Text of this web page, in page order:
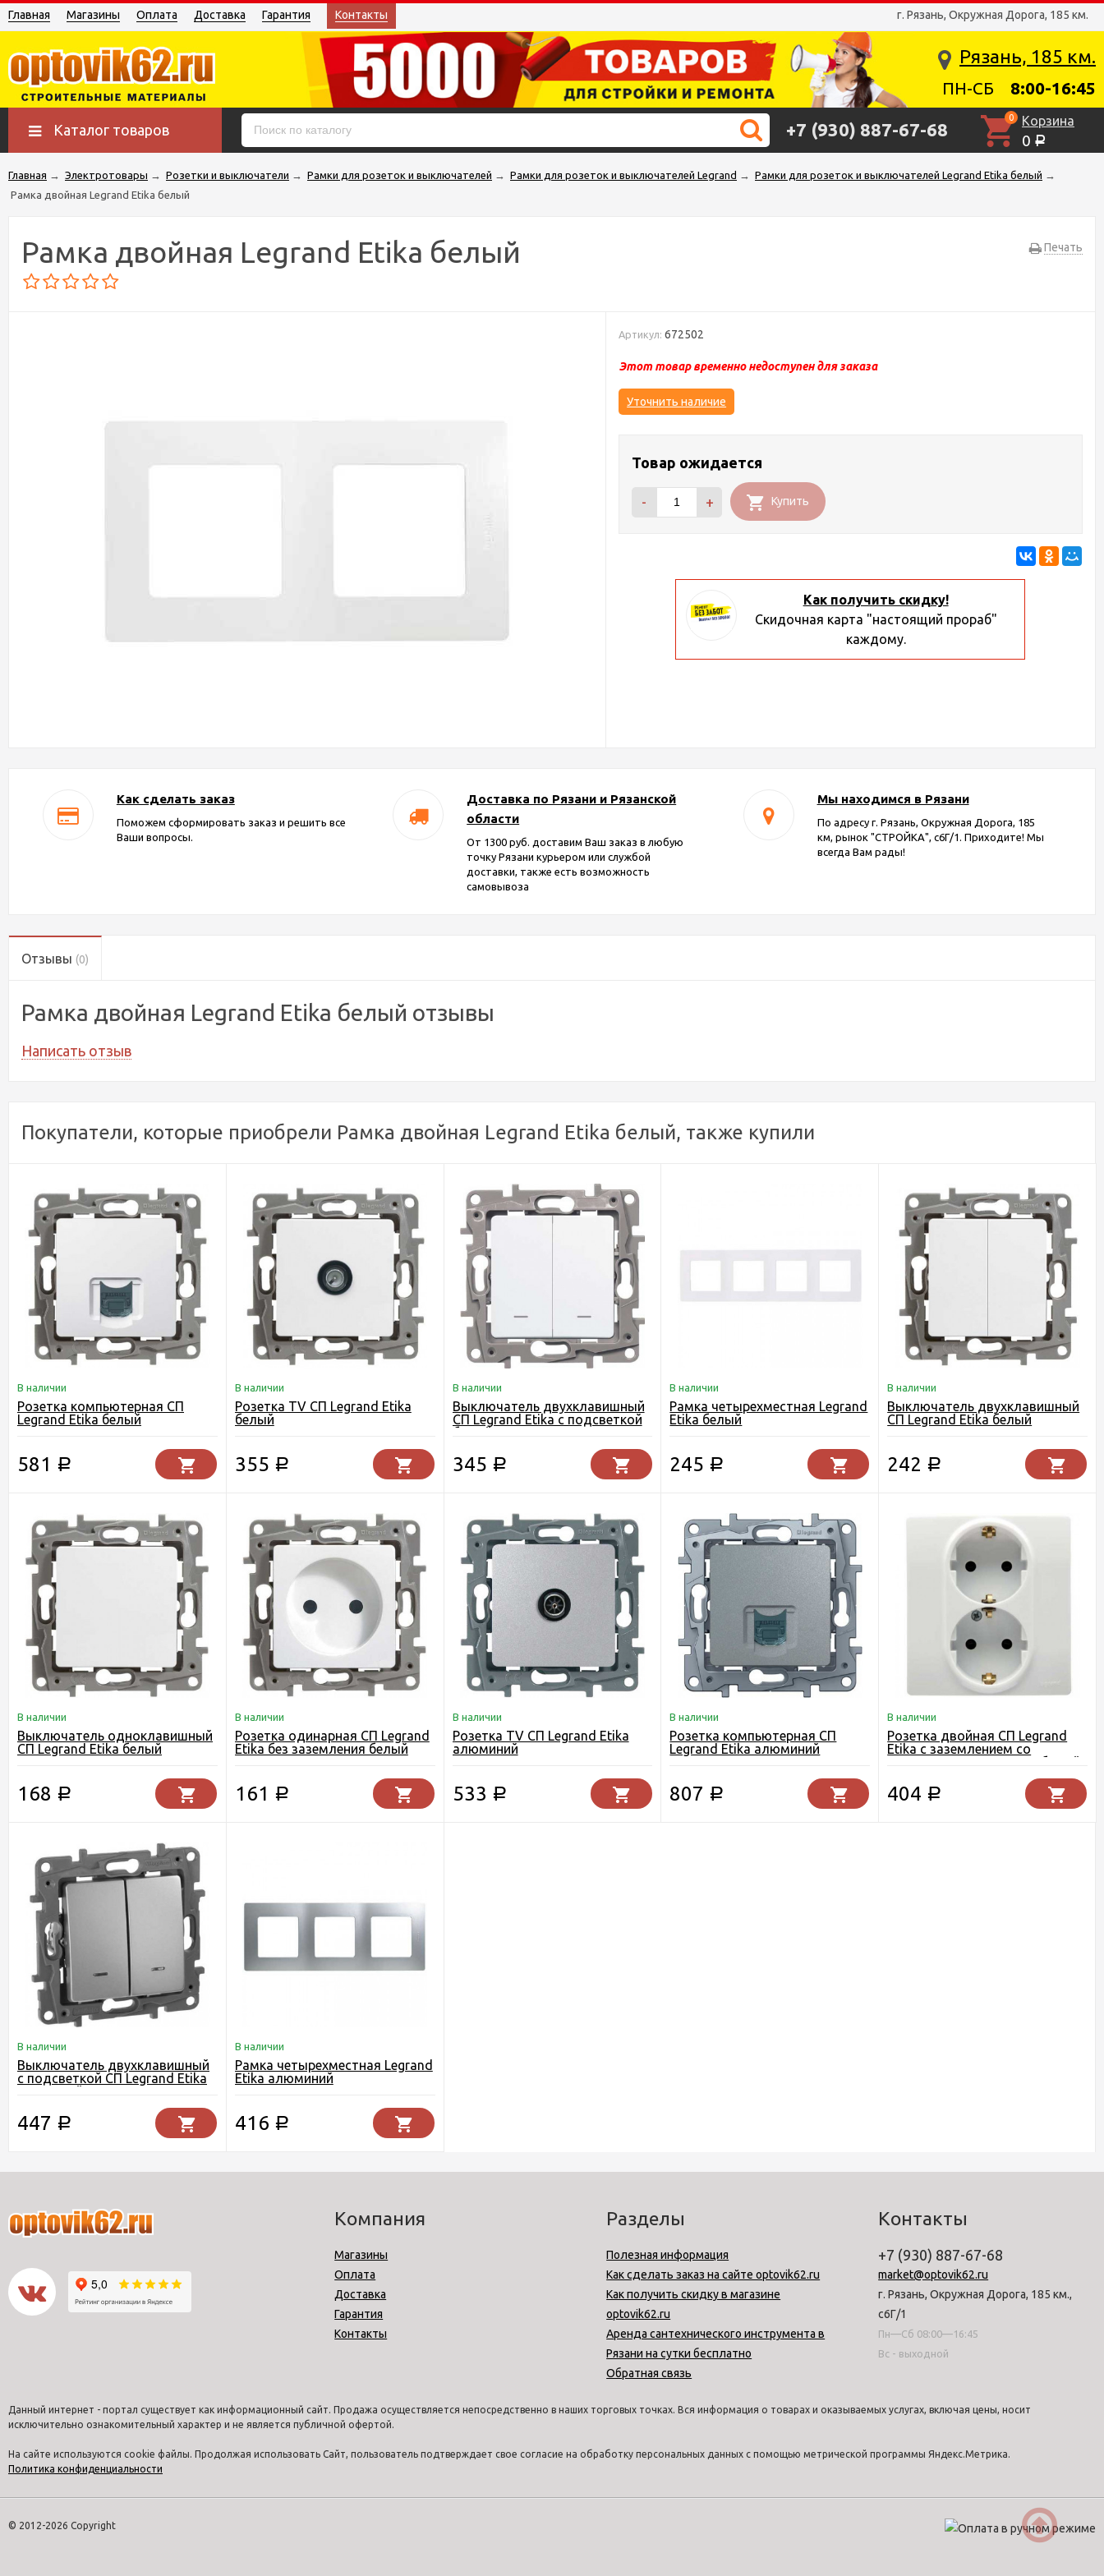
г. Рязань, Окружная Дорога, 185 км.
Главная Магазины Оплата Доставка Гарантия Контакты
Рязань, 185 км.
ПН-СБ 8:00-16:45
Каталог товаров +7 (930) 887-67-68
0 Корзина
0 Р
Главная → Электротовары → Розетки и выключатели → Рамки для розеток и выключателей → Рамки для розеток и выключателей Legrand → Рамки для розеток и выключателей Legrand Etika белый →
Рамка двойная Legrand Etika белый
Печать
Рамка двойная Legrand Etika белый
Артикул: 672502
Этот товар временно недоступен для заказа
Уточнить наличие
Товар ожидается
- + Купить
Как получить скидку!
Скидочная карта "настоящий прораб"
каждому.
Как сделать заказ
Поможем сформировать заказ и решить все
Ваши вопросы.
Доставка по Рязани и Рязанской
области
От 1300 руб. доставим Ваш заказ в любую
точку Рязани курьером или службой
доставки, также есть возможность
самовывоза
Мы находимся в Рязани
По адресу г. Рязань, Окружная Дорога, 185
км, рынок "СТРОЙКА", с6Г/1. Приходите! Мы
всегда Вам рады!
Отзывы (0)
Рамка двойная Legrand Etika белый отзывы
Написать отзыв
Покупатели, которые приобрели Рамка двойная Legrand Etika белый, также купили
В наличии
Розетка компьютерная СП
Legrand Etika белый
581 Р
В наличии
Розетка TV СП Legrand Etika
белый
355 Р
В наличии
Выключатель двухклавишный
СП Legrand Etika с подсветкой
белый
345 Р
В наличии
Рамка четырехместная Legrand
Etika белый
245 Р
В наличии
Выключатель двухклавишный
СП Legrand Etika белый
242 Р
В наличии
Выключатель одноклавишный
СП Legrand Etika белый
168 Р
В наличии
Розетка одинарная СП Legrand
Etika без заземления белый
161 Р
В наличии
Розетка TV СП Legrand Etika
алюминий
533 Р
В наличии
Розетка компьютерная СП
Legrand Etika алюминий
807 Р
В наличии
Розетка двойная СП Legrand
Etika с заземлением со
шторками, авт. клеммы белый
404 Р
В наличии
Выключатель двухклавишный
c подсветкой СП Legrand Etika
алюминий
447 Р
В наличии
Рамка четырехместная Legrand
Etika алюминий
416 Р
Компания
Магазины
Оплата
Доставка
Гарантия
Контакты
Разделы
Полезная информация
Как сделать заказ на сайте optovik62.ru
Как получить скидку в магазине
optovik62.ru
Аренда сантехнического инструмента в
Рязани на сутки бесплатно
Обратная связь
Контакты
+7 (930) 887-67-68
market@optovik62.ru
г. Рязань, Окружная Дорога, 185 км.,
с6Г/1
Пн—Сб 08:00—16:45
Вс - выходной
Данный интернет - портал существует как информационный сайт. Продажа осуществляется непосредственно в наших торговых точках. Вся информация о товарах и оказываемых услугах, включая цены, носит
исключительно ознакомительный характер и не является публичной офертой.
На сайте используются cookie файлы. Продолжая использовать Сайт, пользователь подтверждает свое согласие на обработку персональных данных с помощью метрической программы Яндекс.Метрика.
Политика конфиденциальности
© 2012-2026 Copyright